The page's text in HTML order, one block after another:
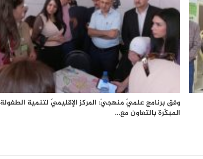
وفق برنامج علميّ منهجيّ: المركز الإقليميّ لتنمية الطفولة
المبكّرة بالتعاون مع…